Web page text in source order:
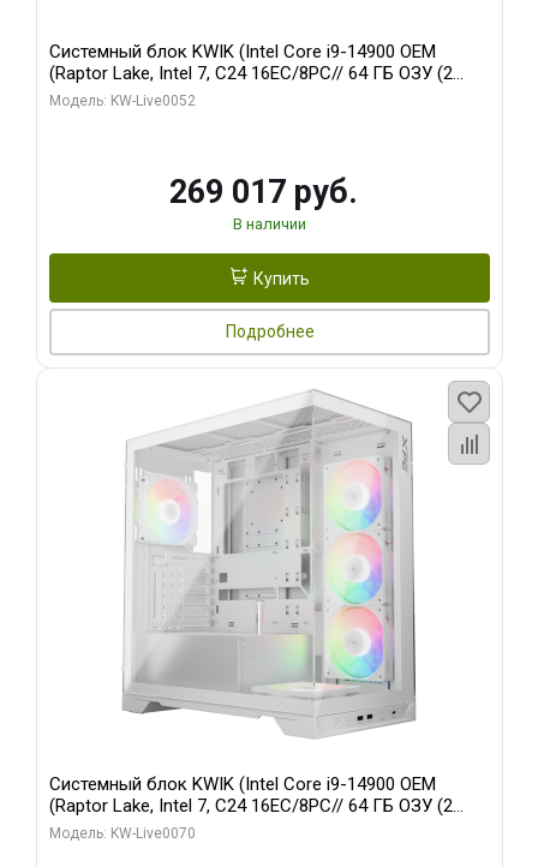
Системный блок KWIK (Intel Core i9-14900 OEM
(Raptor Lake, Intel 7, C24 16EC/8PC// 64 ГБ ОЗУ (2
модуля)/ Palit RTX5080 GAMINGPRO OC 16GB GDDR7
Модель: KW-Live0052
269 017 руб.
В наличии
Купить
Подробнее
Системный блок KWIK (Intel Core i9-14900 OEM
(Raptor Lake, Intel 7, C24 16EC/8PC// 64 ГБ ОЗУ (2
модуля)/ Gigabyte RTX5080 XTREME WATERFORCE
Модель: KW-Live0070